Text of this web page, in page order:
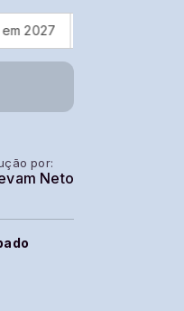
TSE define regras
por:
Neto